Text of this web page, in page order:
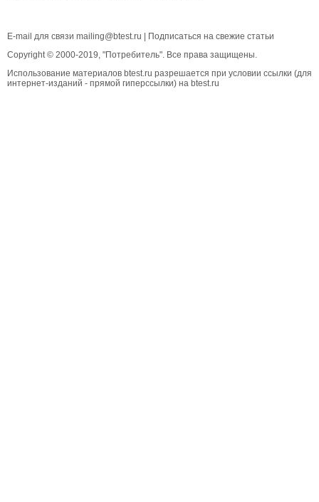
E-mail для связи mailing@btest.ru
Подписаться на свежие статьи
Copyright © 2000-2019, "Потребитель". Все права защищены.
Использование материалов btest.ru разрешается при условии ссылки (для
интернет-изданий - прямой гиперссылки) на btest.ru